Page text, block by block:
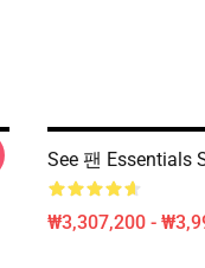
See 팬 Essentials
₩3,307,200 -